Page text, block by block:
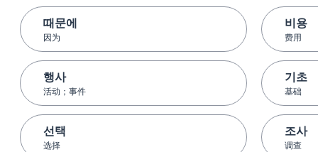
때문에
因为
행사
活动；事件
선택
选择
비용
费用
기초
基础
조사
调查